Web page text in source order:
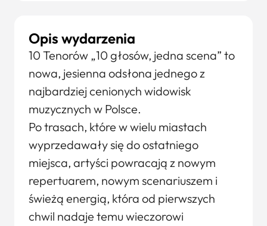
Opis wydarzenia
10 Tenorów „10 głosów, jedna scena” to
nowa, jesienna odsłona jednego z
najbardziej cenionych widowisk
muzycznych w Polsce.
Po trasach, które w wielu miastach
wyprzedawały się do ostatniego
miejsca, artyści powracają z nowym
repertuarem, nowym scenariuszem i
świeżą energią, która od pierwszych
chwil nadaje temu wieczorowi